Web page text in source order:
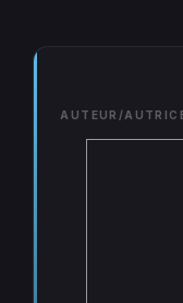
AUTEUR/